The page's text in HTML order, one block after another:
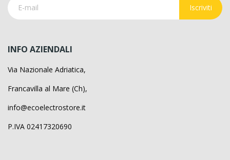
Iscriviti
INFO AZIENDALI
Via Nazionale Adriatica,
Francavilla al Mare (Ch),
info@ecoelectrostore.it
P.IVA 02417320690